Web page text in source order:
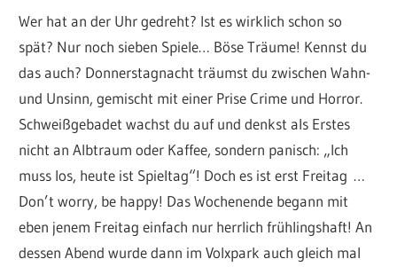
Wer hat an der Uhr gedreht? Ist es wirklich schon so
spät? Nur noch sieben Spiele… Böse Träume! Kennst du
das auch? Donnerstagnacht träumst du zwischen Wahn-
und Unsinn, gemischt mit einer Prise Crime und Horror.
Schweißgebadet wachst du auf und denkst als Erstes
nicht an Albtraum oder Kaffee, sondern panisch: „Ich
muss los, heute ist Spieltag“! Doch es ist erst Freitag …
Don’t worry, be happy! Das Wochenende begann mit
eben jenem Freitag einfach nur herrlich frühlingshaft! An
dessen Abend wurde dann im Volxpark auch gleich mal